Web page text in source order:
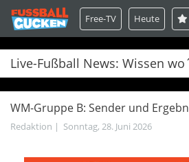
Free-TV Heute
Live-Fußball News: Wissen
WM-Gruppe B: Sender und
Redaktion | Sonntag, 28. Juni 2026